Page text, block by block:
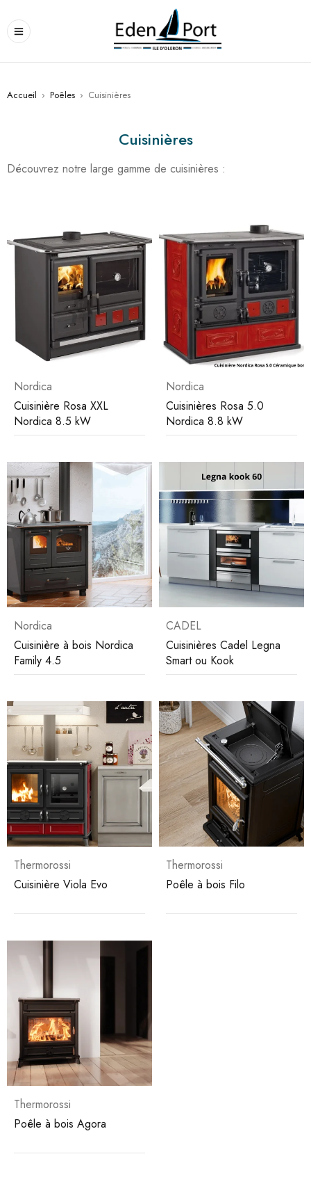
Accueil › Poêles › Cuisinières
Cuisinières
Découvrez notre large gamme de cuisinières :
Nordica
Cuisinière Rosa XXL
Nordica 8.5 kW
Nordica
Cuisinières Rosa 5.0
Nordica 8.8 kW
Nordica
Cuisinière à bois Nordica
Family 4.5
CADEL
Cuisinières Cadel Legna
Smart ou Kook
Thermorossi
Cuisinière Viola Evo
Thermorossi
Poêle à bois Filo
Thermorossi
Poêle à bois Agora